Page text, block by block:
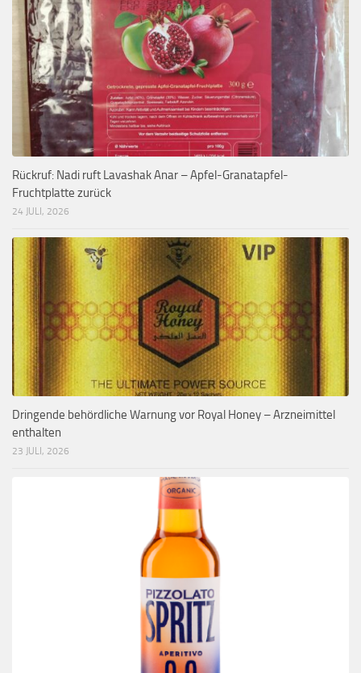
Rückruf: Nadi ruft Lavashak Anar – Apfel-Granatapfel-
Fruchtplatte zurück
24 JULI, 2026
Dringende behördliche Warnung vor Royal Honey – Arzneimittel
enthalten
23 JULI, 2026